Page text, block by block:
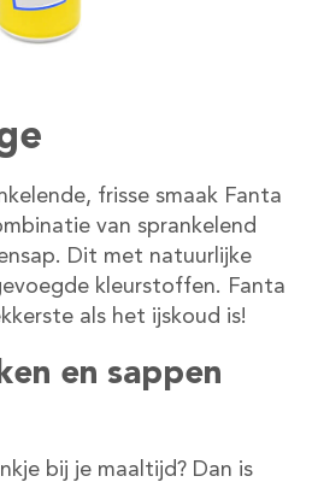
frisse smaak Fanta
van sprankelend
Dit met natuurlijke
kleurstoffen. Fanta
als het ijskoud is!
en sappen
bij je maaltijd? Dan is